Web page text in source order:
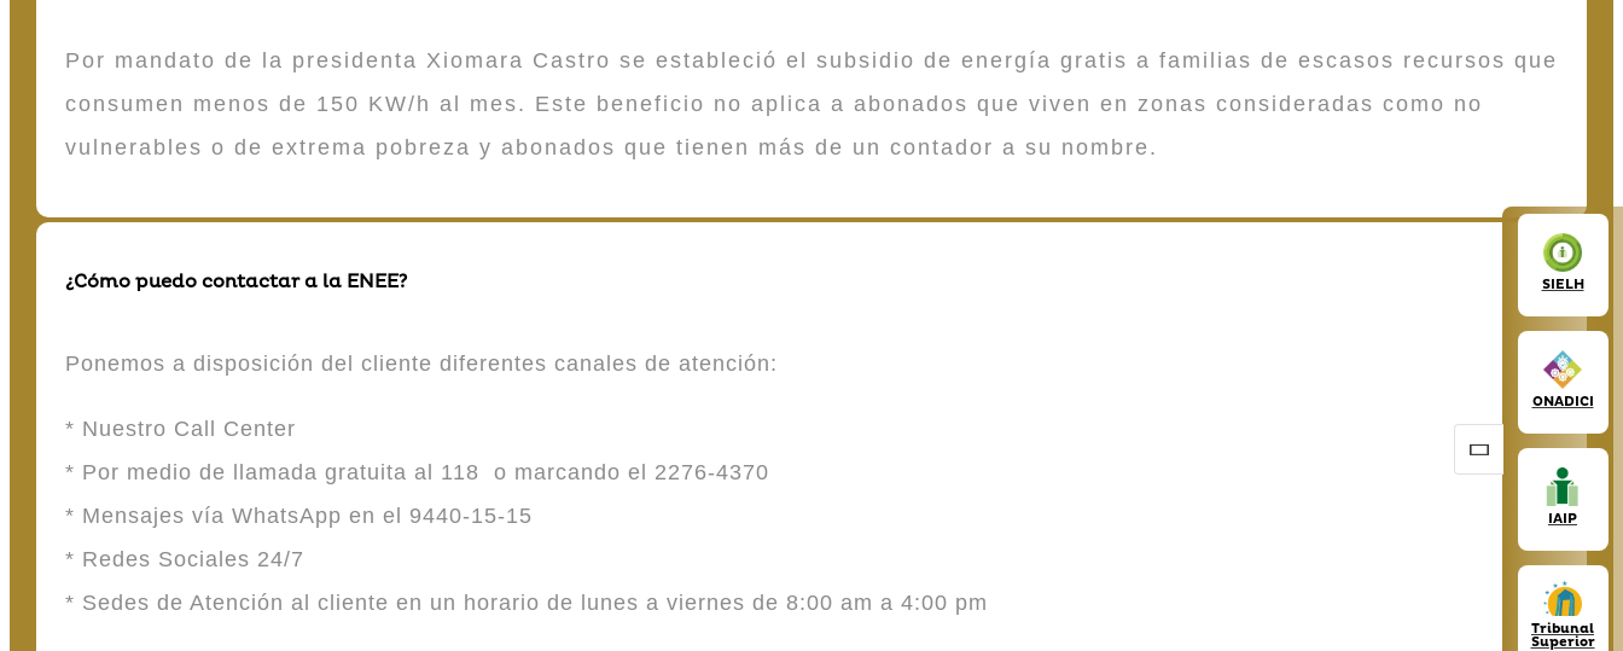
SIELH
ONADICI
IAIP
Tribunal
Superior
Por mandato de la presidenta Xiomara Castro se estableció el subsidio de energía gratis a familias de escasos recursos que
consumen menos de 150 KW/h al mes. Este beneficio no aplica a abonados que viven en zonas consideradas como no
vulnerables o de extrema pobreza y abonados que tienen más de un contador a su nombre.
¿Cómo puedo contactar a la ENEE?
Ponemos a disposición del cliente diferentes canales de atención:
* Nuestro Call Center
* Por medio de llamada gratuita al 118 o marcando el 2276-4370
* Mensajes vía WhatsApp en el 9440-15-15
* Redes Sociales 24/7
* Sedes de Atención al cliente en un horario de lunes a viernes de 8:00 am a 4:00 pm